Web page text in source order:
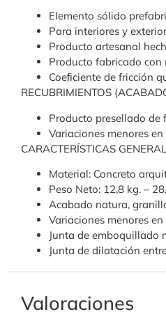
Elemento sólido
Para interiores y
Producto artesanal
Producto fabricado
Coeﬁciente de fricción
RECUBRIMIENTOS
Producto presellado de
Variaciones menores
CARACTERÍSTICAS
Material: Concreto
Peso Neto: 12,8 kg. –
Acabado natura,
Variaciones menores
Junta de emboquillado
Junta de dilatación
Valoraciones